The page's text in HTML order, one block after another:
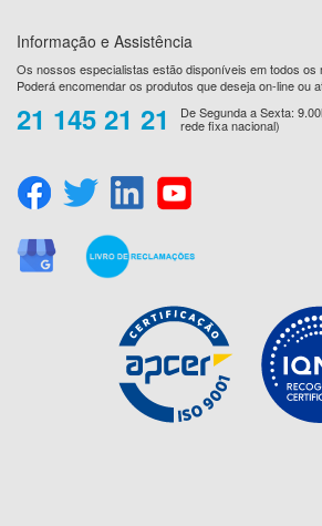
Informação e Assistência
Os nossos especialistas estão disponíveis em todos os
Poderá encomendar os produtos que deseja on-line ou
21 145 21 21 De Segunda a Sexta:
rede fixa nacional)